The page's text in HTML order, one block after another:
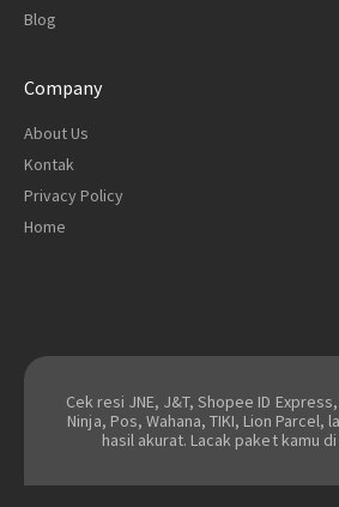
Blog
Company
About Us
Kontak
Privacy Policy
Home
Cek resi JNE, J&T, Shopee ID
Ninja, Pos, Wahana, TIKI, Lion Parcel,
hasil akurat. Lacak paket kamu